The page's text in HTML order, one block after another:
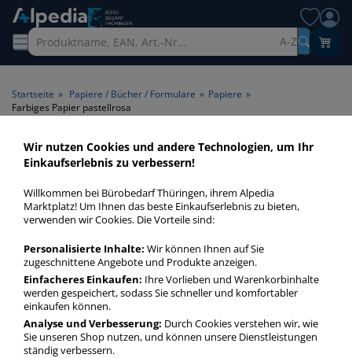
A-Z
Startseite » Papiere / Bücher / Formulare » Papiere »
Farbiges Papier pastellrosa
Farbiges Papier pastellrosa >
Farbe pastellrosa
Farbiges Papier pastellrosa in bester Qualität zum günstigen
unserer Filter-Funktion.
Farbiges Papier pastellrosa
mehr Infos zur Kategorie
Wir nutzen Cookies und andere Technologien, um Ihr
Einkaufserlebnis zu verbessern!
Willkommen bei Bürobedarf Thüringen, ihrem Alpedia
Marktplatz! Um Ihnen das beste Einkaufserlebnis zu bieten,
verwenden wir Cookies. Die Vorteile sind:
Personalisierte Inhalte: Wir können Ihnen auf Sie
zugeschnittene Angebote und Produkte anzeigen.
Einfacheres Einkaufen: Ihre Vorlieben und Warenkorbinhalte
werden gespeichert, sodass Sie schneller und komfortabler
einkaufen können.
Analyse und Verbesserung: Durch Cookies verstehen wir, wie
Sie unseren Shop nutzen, und können unsere Dienstleistungen
ständig verbessern.